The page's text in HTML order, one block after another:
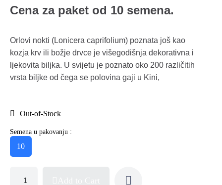
Cena za paket od 10 semena.
Orlovi nokti (Lonicera caprifolium) poznata još kao
kozja krv ili božje drvce je višegodišnja dekorativna i
ljekovita biljka. U svijetu je poznato oko 200 različitih
vrsta biljke od čega se polovina gaji u Kini,
Out-of-Stock
Semena u pakovanju :
10